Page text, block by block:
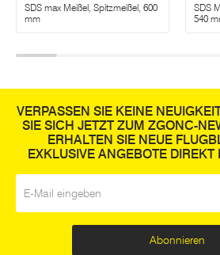
SDS max Meißel, Spitzmeißel, 600
mm
SDS
540
VERPASSEN SIE KEINE
SIE SICH JETZT ZUM ZGONC-
ERHALTEN SIE NEUE
EXKLUSIVE ANGEBOTE DIREKT
Abonnieren